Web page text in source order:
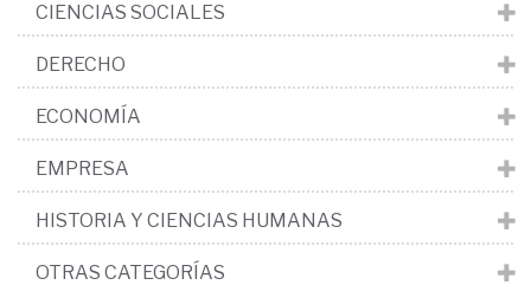
CIENCIAS SOCIALES
DERECHO
ECONOMÍA
EMPRESA
HISTORIA Y CIENCIAS HUMANAS
OTRAS CATEGORÍAS